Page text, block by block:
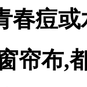
春痘或
帘布,